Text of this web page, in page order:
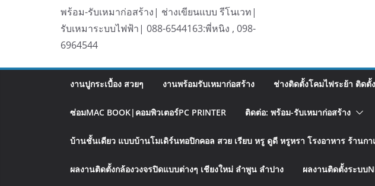
พร้อม-รับเหมาก่อสร้าง| ช่างเขียนแบบ รีโนเวท|
รับเหมาระบบไฟฟ้า| 088-6544163:พี่หนิง , 098-
6964544
งานปูกระเบื้อง สวยๆ งานพร้อมรับเหมาก่อสร้าง ช่างติดตั้งโคมไฟระย้า ติดตั้
ซ่อมMAC BOOK|คอมพิวเตอร์PC PRINTER ติดต่อ: พร้อม-รับเหมาก่อสร้าง
บ้านชั้นเดียว แบบบ้านโมเดิร์นทอปิกคอล สวย เรียบ หรู ดูดี หรูหรา โรงอาหาร ร้านก
ผลงานติดตั้งกล้องวงจรปิดแบบต่างๆ เชียงใหม่ ลำพูน ลำปาง ผลงานติดตั้งระบบ